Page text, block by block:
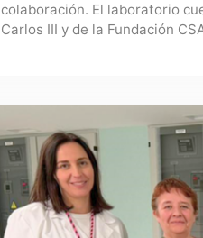
colaboración. El laboratorio
Carlos III y de la Fundación